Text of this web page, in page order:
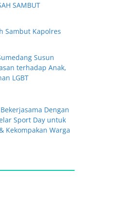
SAMBUT
Sambut Kapolres
Susun
terhadap Anak,
LGBT
Dengan
Sport Day untuk
Kekompakan Warga